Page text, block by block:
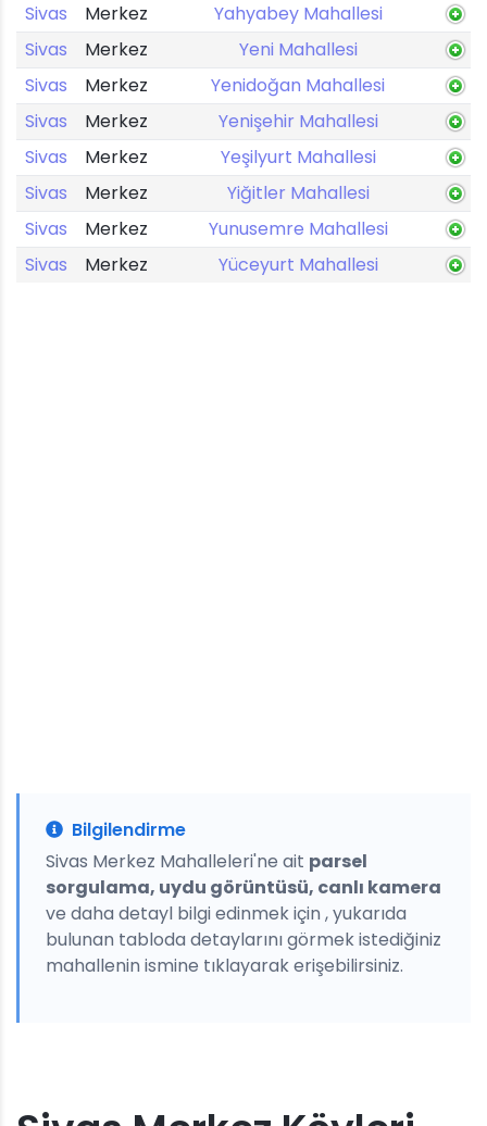
Sivas
Merkez
Yahyabey Mahallesi
Sivas
Merkez
Yeni Mahallesi
Sivas
Merkez
Yenidoğan Mahallesi
Sivas
Merkez
Yenişehir Mahallesi
Sivas
Merkez
Yeşilyurt Mahallesi
Sivas
Merkez
Yiğitler Mahallesi
Sivas
Merkez
Yunusemre Mahallesi
Sivas
Merkez Yüceyurt Mahallesi
Bilgilendirme
Sivas Merkez Mahalleleri'ne ait parsel
sorgulama, uydu görüntüsü, canlı kamera
ve daha detayl bilgi edinmek için , yukarıda
bulunan tabloda detaylarını görmek istediğiniz
mahallenin ismine tıklayarak erişebilirsiniz.